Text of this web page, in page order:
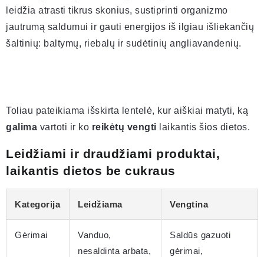
leidžia atrasti tikrus skonius, sustiprinti organizmo
jautrumą saldumui ir gauti energijos iš ilgiau išliekančių
šaltinių: baltymų, riebalų ir sudėtinių angliavandenių.
Toliau pateikiama išskirta lentelė, kur aiškiai matyti, ką
galima vartoti ir ko reikėtų vengti laikantis šios dietos.
Leidžiami ir draudžiami produktai,
laikantis dietos be cukraus
Kategorija Leidžiama Vengtina
Gėrimai
Vanduo,
nesaldinta arbata,
Saldūs gazuoti
gėrimai,